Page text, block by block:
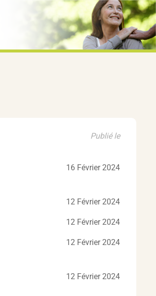
Publié le
16 Février 2024
12 Février 2024
12 Février 2024
12 Février 2024
12 Février 2024